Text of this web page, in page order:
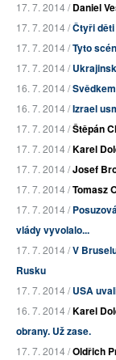
17. 7. 2014 /Daniel
17. 7. 2014 /Čtyři
17. 7. 2014 /Tyto
17. 7. 2014 /
16. 7. 2014 /
16. 7. 2014 /Izrael
17. 7. 2014 /Štěpán
17. 7. 2014 /Karel
17. 7. 2014 /Josef
17. 7. 2014 /Tomasz
17. 7. 2014 /
vlády vyvolalo...
17. 7. 2014 /V
Rusku
17. 7. 2014 /USA
16. 7. 2014 /Karel
obrany. Už zase.
17. 7. 2014 /Oldřich